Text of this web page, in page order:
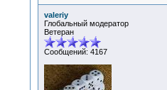
valeriy
Глобальный модератор
Ветеран
Сообщений: 4167